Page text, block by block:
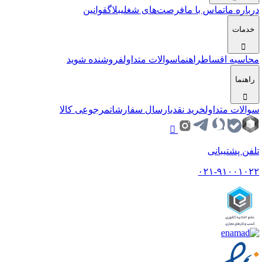
درباره ماتماس با مافرصت‌های شغلیبلاگقوانین
خدمات
محاسبه اقساطراهنماسوالات متداولفروشنده شوید
راهنما
سوالات متداولخرید نقدیارسال سفارشاتمرجوعی کالا
تلفن پشتیبانی
۰۲۱-۹۱۰۰۱۰۲۲